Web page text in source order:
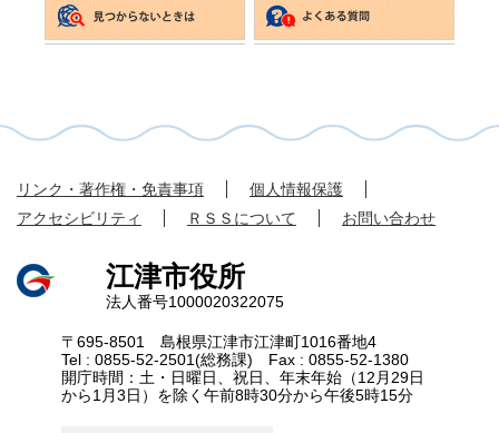
リンク・著作権・免責事項
個人情報保護
アクセシビリティ
ＲＳＳについて お問い合わせ
江津市役所
法人番号1000020322075
〒695-8501 島根県江津市江津町1016番地4
Tel : 0855-52-2501(総務課) Fax : 0855-52-1380
開庁時間：土・日曜日、祝日、年末年始（12月29日
から1月3日）を除く午前8時30分から午後5時15分